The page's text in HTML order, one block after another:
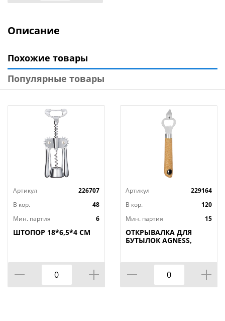
Описание
Похожие товары
Популярные товары
Артикул
226707
В кор.
48
Мин. партия
6
ШТОПОР 18*6,5*4 СМ
Артикул
229164
В кор.
120
Мин. партия
15
ОТКРЫВАЛКА ДЛЯ
БУТЫЛОК AGNESS,